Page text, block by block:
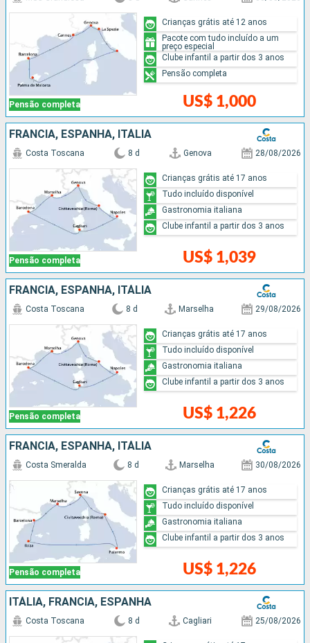
Pensão completa US$ 1,000
Crianças grátis até 12 anos
Pacote com tudo incluído a um
preço especial
Clube infantil a partir dos 3 anos
Pensão completa
FRANCIA, ESPANHA, ITÁLIA
Pensão completa
Costa Toscana 8 d Genova 28/08/2026
US$ 1,039
Crianças grátis até 17 anos
Tudo incluído disponível
Gastronomia italiana
Clube infantil a partir dos 3 anos
FRANCIA, ESPANHA, ITÁLIA
Pensão completa
Costa Toscana 8 d Marselha 29/08/2026
US$ 1,226
Crianças grátis até 17 anos
Tudo incluído disponível
Gastronomia italiana
Clube infantil a partir dos 3 anos
FRANCIA, ESPANHA, ITÁLIA
Pensão completa
Costa Smeralda 8 d Marselha 30/08/2026
US$ 1,226
Crianças grátis até 17 anos
Tudo incluído disponível
Gastronomia italiana
Clube infantil a partir dos 3 anos
ITÁLIA, FRANCIA, ESPANHA
Costa Toscana 8 d Cagliari 25/08/2026